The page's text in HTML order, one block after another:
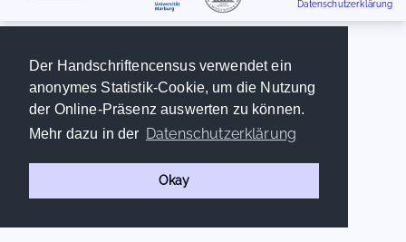
Der Handschriftencensus verwendet ein
anonymes Statistik-Cookie, um die Nutzung
der Online-Präsenz auswerten zu können.
Mehr dazu in der Datenschutzerklärung
Okay
Datenschutzerklärung